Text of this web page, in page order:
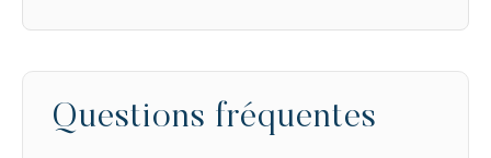
Questions fréquentes